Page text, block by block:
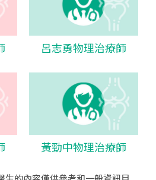
呂志勇物理治療師
黃勁中物理治療師